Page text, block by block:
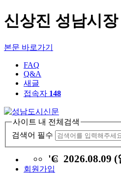
신상진 성남시
본문 바로가기
FAQ
Q&A
새글
접속자 148
사이트 내 전체검색
검색어 필수
'C 2026.08.09 (
회원가입